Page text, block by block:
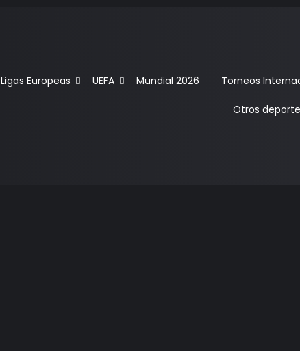
Ligas Europeas UEFA Mundial 2026 Torneos
Otros